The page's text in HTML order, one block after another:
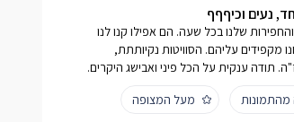
נעים וכיףףף
שלנו בכל שעה. הם אפילו קנו לנו
מקפידים עליהם. הסוויטות נקיותתת,
תודה ענקית על הכל פיני ואבישג היקרים.
מהתמונות מעל המצופה